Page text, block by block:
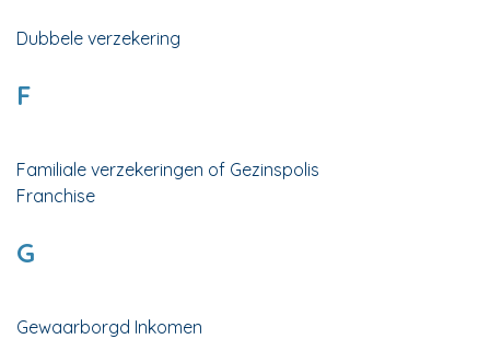
Dubbele verzekering
F
Familiale verzekeringen of Gezinspolis
Franchise
G
Gewaarborgd Inkomen